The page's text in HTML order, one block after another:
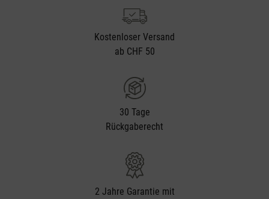
Kostenloser Versand
ab CHF 50
30 Tage
Rückgaberecht
2 Jahre Garantie mit